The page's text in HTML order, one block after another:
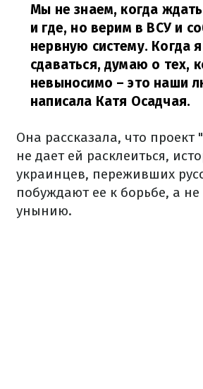
Мы не знаем, когда
и где, но верим в ВСУ и
нервную систему. Когда
сдаваться, думаю о тех,
невыносимо – это наши
написала Катя Осадчая.
Она рассказала, что проект
не дает ей расклеиться,
украинцев, переживших
побуждают ее к борьбе, а
унынию.